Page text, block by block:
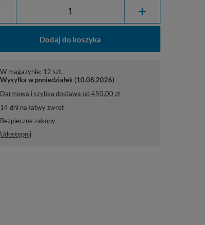
+
Dodaj do koszyka
W magazynie: 12 szt.
Wysyłkaw poniedziałek (10.08.2026)
Darmowa i szybka dostawa od450,00 zł
14dni na łatwy zwrot
Bezpieczne zakupy
Udostępnij